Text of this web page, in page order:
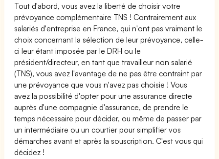
Tout d'abord, vous avez la liberté de choisir votre
prévoyance complémentaire TNS ! Contrairement aux
salariés d'entreprise en France, qui n'ont pas vraiment le
choix concernant la sélection de leur prévoyance, celle-
ci leur étant imposée par le DRH ou le
président/directeur, en tant que travailleur non salarié
(TNS), vous avez l'avantage de ne pas être contraint par
une prévoyance que vous n'avez pas choisie ! Vous
avez la possibilité d'opter pour une assurance directe
auprès d'une compagnie d'assurance, de prendre le
temps nécessaire pour décider, ou même de passer par
un intermédiaire ou un courtier pour simplifier vos
démarches avant et après la souscription. C'est vous qui
décidez !